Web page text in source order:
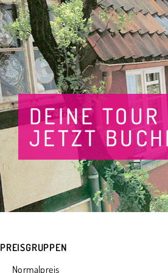
DEINE TOUR
JETZT
PREISGRUPPEN
Normalpreis